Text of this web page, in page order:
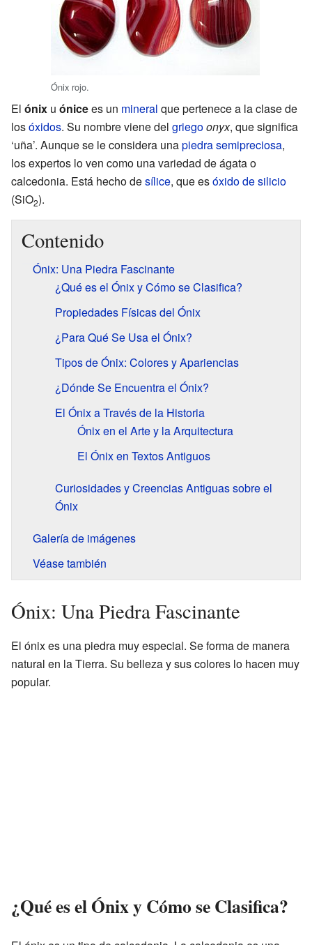
Ónix rojo.
El ónix u ónicees un mineral que pertenece a la clase de
losóxidos. Su nombre viene del griegoonyx, que significa
‘uña’. Aunque se le considera unapiedra semipreciosa,
los expertos lo ven como una variedad de ágata o
calcedonia. Está hecho desílice, que esóxido de silicio
(SiO2).
Contenido
Ónix: Una Piedra Fascinante
¿Qué es el Ónix y Cómo se Clasifica?
Propiedades Físicas del Ónix
¿Para Qué Se Usa el Ónix?
Tipos de Ónix: Colores y Apariencias
¿Dónde Se Encuentra el Ónix?
El Ónix a Través de la Historia
Ónix en el Arte y la Arquitectura
El Ónix en Textos Antiguos
Curiosidades y Creencias Antiguas sobre el
Ónix
Galería de imágenes
Véase también
Ónix: Una Piedra Fascinante
El ónix es una piedra muy especial. Se forma de manera
natural en la Tierra. Su belleza y sus colores lo hacen muy
popular.
¿Qué es el Ónix y Cómo se Clasifica?